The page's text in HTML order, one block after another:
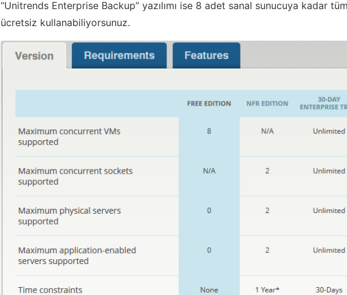
“Unitrends Enterprise Backup” yazılımı ise 8 adet sanal sunucuya kadar
ücretsiz kullanabiliyorsunuz.